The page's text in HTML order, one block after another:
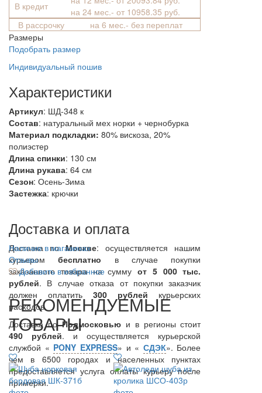
В кредит
на 24 мес.- от 10958.35 руб.
В рассрочку
на 6 мес.- без переплат
Размеры
Подобрать размер
Индивидуальный пошив
Характеристики
Артикул: ШД-348 к
Состав: натуральный мех норки + чернобурка
Материал подкладки: 80% вискоза, 20%
полиэстер
Длина спинки: 130 см
Длина рукава: 64 см
Сезон: Осень-Зима
Застежка: крючки
Доставка и оплата
Доставка поМоскве: осуществляется нашим
курьеромбесплатно в случае покупки
заказанного товара на суммуот 5 000 тыс.
рублей. В случае отказа от покупки заказчик
должен оплатить300 рублей курьерских
расходов.
Доставка поПодмосковью и в регионы стоит
490 рублей. и осуществляется курьерской
службой « PONY EXPRESS» и « СДЭК». Более
чем в 6500 городах и населенных пунктах
предоставляется услуга оплаты курьеру после
примерки.
Наличие в магазинах
Отзывы
Добавить в избранное
РЕКОМЕНДУЕМЫЕ
ТОВАРЫ